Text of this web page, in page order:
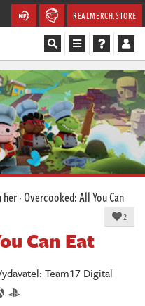
REALMERCH.STORE
her·Overcooked: All You Can
2
Can Eat
Team17 Digital